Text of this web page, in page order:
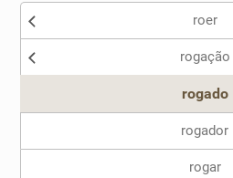
Nenhum dos sinônimos roer
rogação
rogado
rogador
rogar